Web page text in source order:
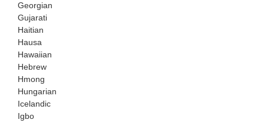
Georgian
Gujarati
Haitian
Hausa
Hawaiian
Hebrew
Hmong
Hungarian
Icelandic
Igbo